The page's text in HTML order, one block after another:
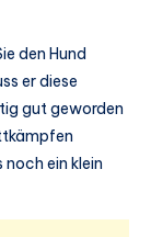
den Hund
er diese
gut geworden
ein klein